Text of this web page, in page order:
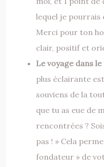
lequel je pourrais
Merci pour ton
clair, positif et
Le voyage dans
plus éclairante
souviens de la
que tu as eue de
rencontrées ?
pas ! » Cela
fondateur » de